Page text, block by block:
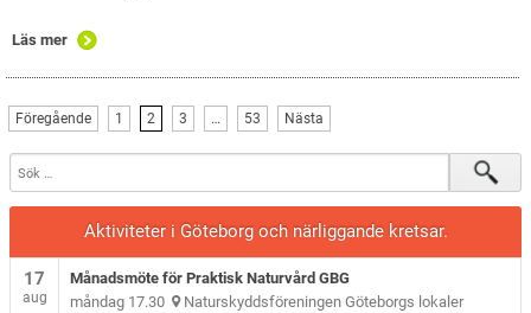
Läs mer
Föregående 1 2 3 … 53 Nästa
Aktiviteter i Göteborg och närliggande kretsar.
17
aug
Månadsmöte för Praktisk Naturvård GBG
måndag 17.30 Naturskyddsföreningen Göteborgs lokaler